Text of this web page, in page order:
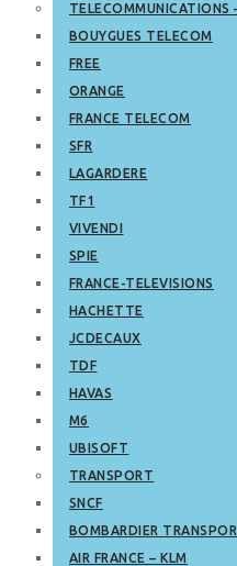
TELECOMMUNICATIONS
BOUYGUES TELECOM
FREE
ORANGE
FRANCE TELECOM
SFR
LAGARDERE
TF1
VIVENDI
SPIE
FRANCE-TELEVISIONS
HACHETTE
JCDECAUX
TDF
HAVAS
M6
UBISOFT
TRANSPORT
SNCF
BOMBARDIER
AIR FRANCE – KLM